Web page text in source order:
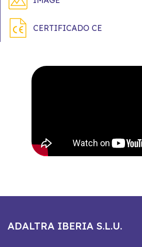
CERTIFICADO CE
ADALTRA IBERIA S.L.U.